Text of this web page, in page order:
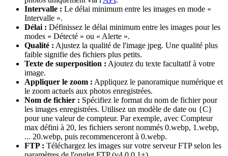
Intervalle : Le délai minimum entre les images en mode «
Intervalle ».
Délai : Définissez le délai minimum entre les images pour les
modes « Détecté » ou « Alerte ».
Qualité : Ajustez la qualité de l'image jpeg. Une qualité plus
faible signifie des fichiers plus petits.
Texte de superposition : Ajoutez du texte facultatif à votre
image.
Appliquer le zoom : Appliquez le panoramique numérique et
le zoom actuels aux photos enregistrées.
Nom de fichier : Spécifiez le format du nom de fichier pour
les images enregistrées. Utilisez un modèle de date ou {C}
pour une valeur de compteur. Par exemple, avec Compteur
max défini à 20, les fichiers seront nommés 0.webp, 1.webp,
... 20.webp, puis recommenceront à 0.webp.
FTP : Téléchargez les images sur votre serveur FTP selon les